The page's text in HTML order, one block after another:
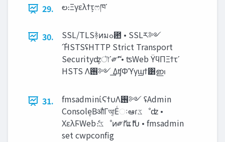
29. ల։Ξγελϯτ͕ෆཁʹ
30.
SSL/TLSؔ࿈ͷมߋ఺ • SSLར༻
Securityʣ͕ৗʹ༗ޮʹ • ʦWeb ΫϥΠΞϯτʹ
HSTS Λ࢖༻ ͢ΔʧΦϓγϣϯ͸ഇࢭ
31.
fmsadminίϚϯυΛ࢖༻ ʢAdmin
Console͔ΒऔΓআ͔Εͨઃఆɾ‫ػ‬ೳʣ •
ΧελϜWebެ։‫ػ‬ೳͷ༗ޮɾແޮԽ • fmsadmin
set cwpconfig